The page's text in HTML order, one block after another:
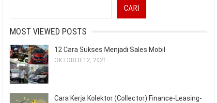
CARI
MOST VIEWED POSTS
12 Cara Sukses Menjadi Sales Mobil
OKTOBER 12, 2021
Cara Kerja Kolektor (Collector) Finance-Leasing-